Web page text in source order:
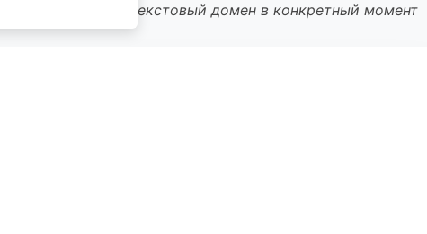
явно загрузить текстовый домен в конкретный момент